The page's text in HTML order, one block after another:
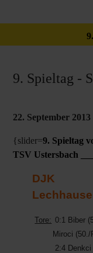
9. Spieltag -
22. September 2013
{slider=9. Spieltag
TSV Ustersbach
DJK
Tore: 0:1 Biber
Miroci
2:4